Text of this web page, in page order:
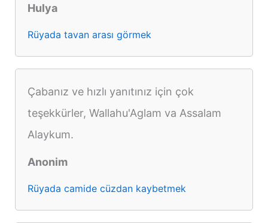
Hulya
Rüyada tavan arası görmek
Çabanız ve hızlı yanıtınız için çok
teşekkürler, Wallahu'Aglam va Assalam
Alaykum.
Anonim
Rüyada camide cüzdan kaybetmek